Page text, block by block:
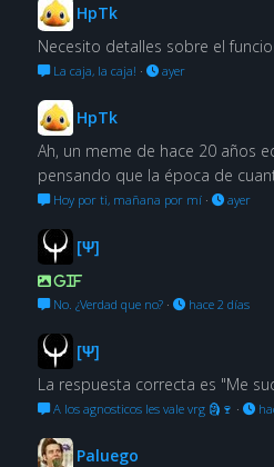
HpTk
Necesito detalles sobre el
La caja, la caja! · ayer
HpTk
Ah, un meme de hace 20 años
pensando que la época de
Hoy por ti, mañana por mí· ayer
[Ψ]
GIF
No. ¿Verdad que no?· hace 2 días
[Ψ]
La respuesta correcta es "Me
A los agnosticos les vale vrg 🗿🍷 ·
Paluego